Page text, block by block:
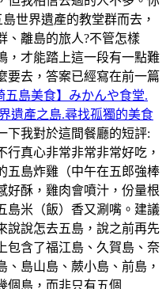
世界遺產的教堂群而去，
、離島的旅人?不管怎樣
，才能踏上這一段有一點難
要去，答案已經寫在前一篇
五島美食】みかんや食堂.
遺產之島.尋找孤獨的美食
下我對於這間餐廳的短評:
真心非常非常非常好吃，
五島炸雞（中午在五郎強棒
好酥，雞肉會噴汁，份量根
島米（飯）香又涮嘴。建議
說說怎去五島，說之前再先
包含了福江島、久賀島、奈
島山島、蕨小島、前島，
個島，而非只有五個